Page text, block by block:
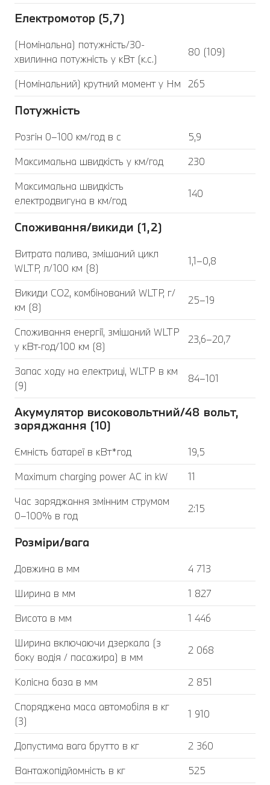
Електромотор (5,7)
(Номінальна) потужність/30-
хвилинна потужність у кВт (к.с.)
80 (109)
(Номінальний) крутний момент у Нм 265
Потужність
Розгін 0–100 км/год в с
5,9
Максимальна швидкість у км/год
230
Максимальна швидкість
електродвигуна в км/год
140
Споживання/викиди (1,2)
Витрата палива, змішаний цикл
WLTP, л/100 км (8)
1,1–0,8
Викиди CO2, комбінований WLTP, г/
км (8)
25–19
Споживання енергії, змішаний WLTP
у кВт-год/100 км (8)
23,6–20,7
Запас ходу на електриці, WLTP в км
(9)
84–101
Акумулятор високовольтний/48 вольт,
заряджання (10)
Ємність батареї в кВт*год
19,5
Maximum charging power AC in kW
11
Час заряджання змінним струмом
0–100% в год
2:15
Розміри/вага
Довжина в мм
4 713
Ширина в мм
1 827
Висота в мм
1 446
Ширина включаючи дзеркала (з
боку водія / пасажира) в мм
2 068
Колісна база в мм
2 851
Споряджена маса автомобіля в кг
(3)
1 910
Допустима вага брутто в кг
2 360
Вантажопідйомність в кг
525